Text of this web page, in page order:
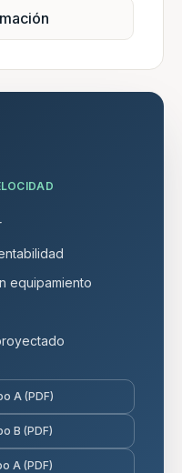
equipamiento
A (PDF)
B (PDF)
A (PDF)